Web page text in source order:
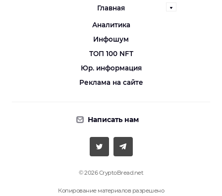
Главная
Аналитика
Инфошум
ТОП 100 NFT
Юр. информация
Реклама на сайте
Написать нам
© 2026 CryptoBread.net
Копирование материалов разрешено